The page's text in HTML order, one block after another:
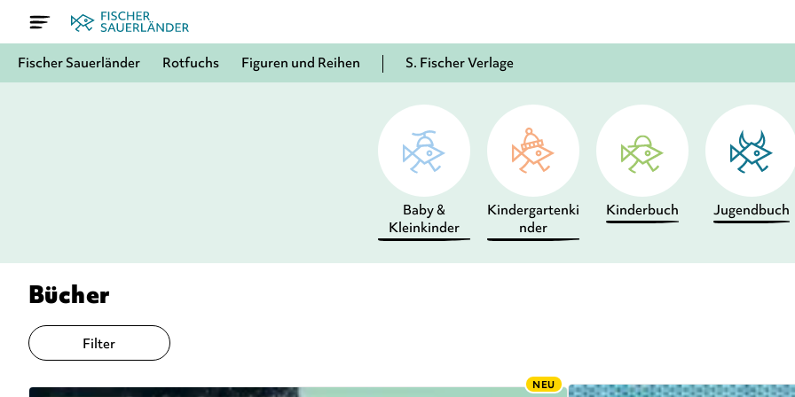
Fischer Sauerländer Rotfuchs Figuren und Reihen S. Fischer Verlage
Bücher
Baby &
Kleinkinder
Kindergartenki
nder
Kinderbuch Jugendbuch
Filter
NEU